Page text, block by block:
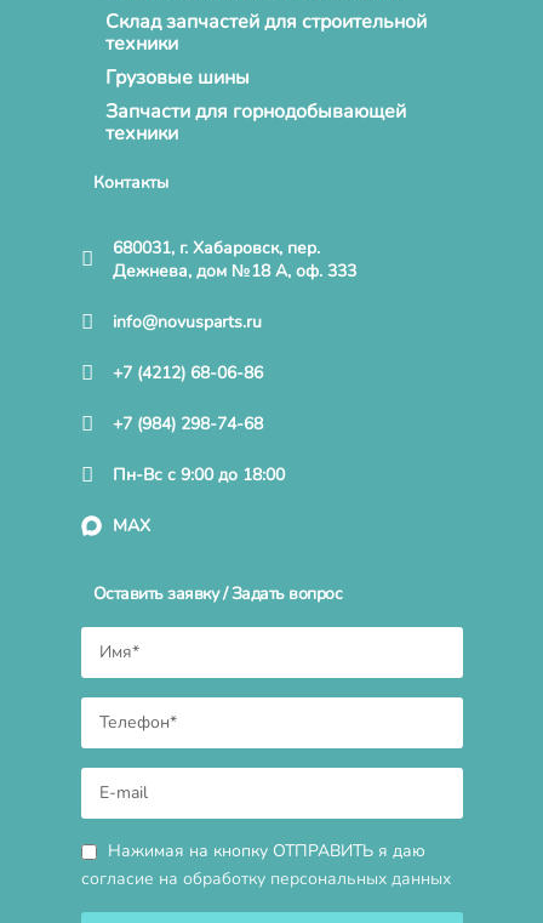
Склад запчастей для строительной
техники
Грузовые шины
Запчасти для горнодобывающей
техники
Контакты
680031, г. Хабаровск, пер.
Дежнева, дом №18 А, оф. 333
info@novusparts.ru
+7 (4212) 68-06-86
+7 (984) 298-74-68
Пн-Вс с 9:00 до 18:00
MAX
Оставить заявку / Задать вопрос
Нажимая на кнопку ОТПРАВИТЬ я даю
согласие на обработку персональных данных